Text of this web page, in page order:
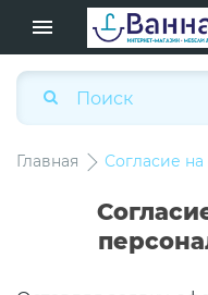
Главная Согласие